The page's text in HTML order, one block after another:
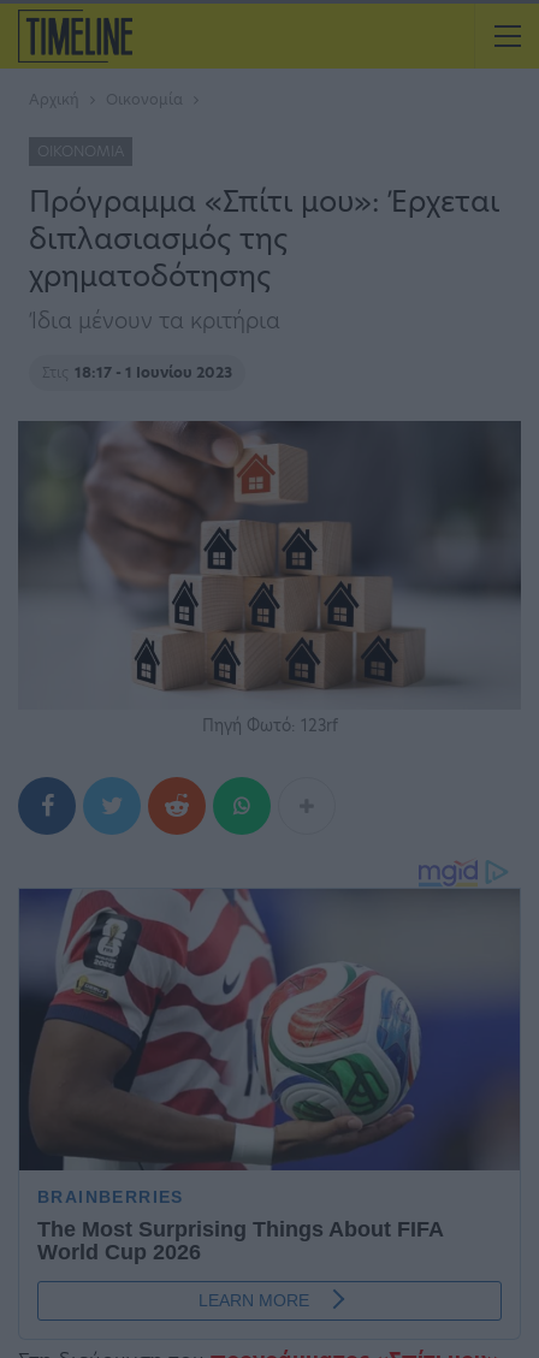
Αρχική Οικονομία
ΟΙΚΟΝΟΜΊΑ
Πρόγραμμα «Σπίτι μου»: Έρχεται
διπλασιασμός της
χρηματοδότησης
Ίδια μένουν τα κριτήρια
Στις 18:17 - 1 Ιουνίου 2023
Πηγή Φωτό: 123rf